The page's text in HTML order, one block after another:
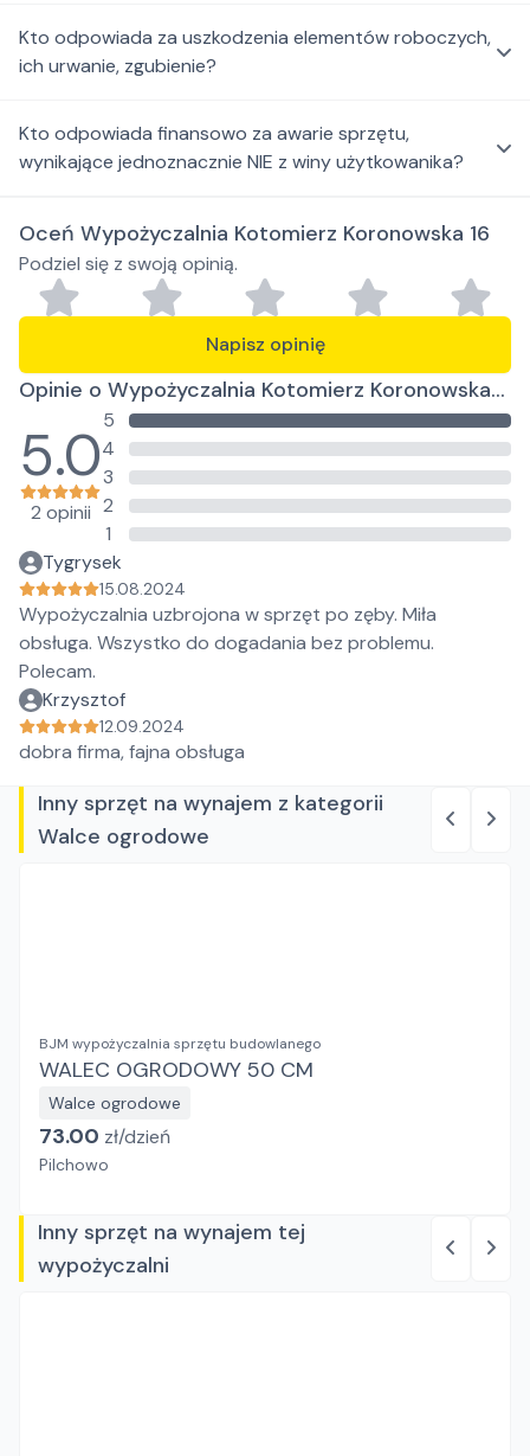
Kto odpowiada za uszkodzenia elementów roboczych,
ich urwanie, zgubienie?
Kto odpowiada finansowo za awarie sprzętu,
wynikające jednoznacznie NIE z winy użytkowanika?
Oceń Wypożyczalnia Kotomierz Koronowska 16
Podziel się z swoją opinią.
Napisz opinię
Opinie o Wypożyczalnia Kotomierz Koronowska
5.0
2 opinii
5
4
3
2
1
Tygrysek
15.08.2024
Wypożyczalnia uzbrojona w sprzęt po zęby. Miła
obsługa. Wszystko do dogadania bez problemu.
Polecam.
Krzysztof
12.09.2024
dobra firma, fajna obsługa
Inny sprzęt na wynajem z kategorii
Walce ogrodowe
BJM wypożyczalnia sprzętu budowlanego
WALEC OGRODOWY 50 CM
Walce ogrodowe
73.00 zł/dzień
Pilchowo
Inny sprzęt na wynajem tej
wypożyczalni